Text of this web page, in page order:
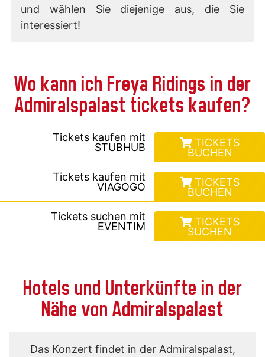
und wählen Sie diejenige aus, die Sie
interessiert!
Wo kann ich Freya Ridings in der
Admiralspalast tickets kaufen?
Tickets kaufen mit
STUBHUB
TICKETS
BUCHEN
Tickets kaufen mit
VIAGOGO
TICKETS
BUCHEN
Tickets suchen mit
EVENTIM
TICKETS
SUCHEN
Hotels und Unterkünfte in der
Nähe von Admiralspalast
Das Konzert findet in der Admiralspalast,